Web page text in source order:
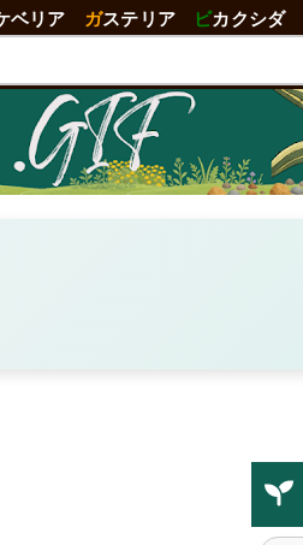
ベリア ガステリア ビカクシダ